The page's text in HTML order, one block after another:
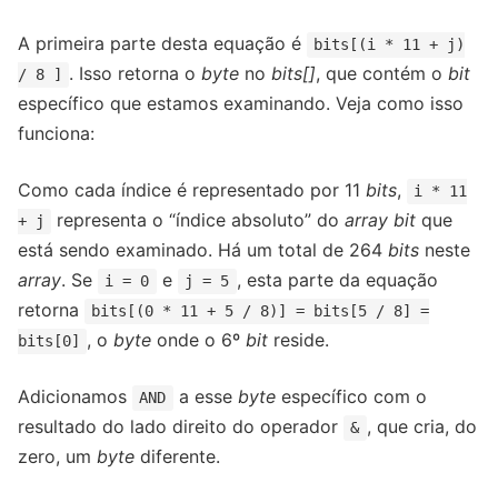
A primeira parte desta equação é
bits[(i * 11 + j)
/ 8 ]
. Isso retorna obyte nobits[], que contém obit
específico que estamos examinando. Veja como isso
funciona:
Como cada índice é representado por 11 bits,
i * 11
+ j
representa o “índice absoluto” doarray bit que
está sendo examinado. Há um total de 264 bits neste
array. Se i = 0 e j = 5 , esta parte da equação
retorna
bits[(0 * 11 + 5 / 8)] = bits[5 / 8] =
bits[0]
, obyte onde o 6ºbit reside.
Adicionamos AND a esse byteespecífico com o
resultado do lado direito do operador
& , que cria, do
zero, um byte diferente.